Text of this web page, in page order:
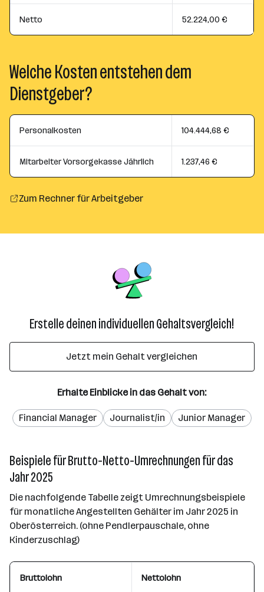
Netto 52.224,00 €
Welche Kosten entstehen dem
Dienstgeber?
Personalkosten 104.444,68 €
Mitarbeiter Vorsorgekasse Jährlich 1.237,46 €
Zum Rechner für Arbeitgeber
Erstelle deinen individuellen Gehaltsvergleich!
Jetzt mein Gehalt vergleichen
Erhalte Einblicke in das Gehalt von:
Financial Manager Journalist/in Junior Manager
Beispiele für Brutto-Netto-Umrechnungen für das
Jahr 2025
Die nachfolgende Tabelle zeigt Umrechnungsbeispiele
für monatliche Angestellten Gehälter im Jahr 2025 in
Oberösterreich. (ohne Pendlerpauschale, ohne
Kinderzuschlag)
Bruttolohn Nettolohn